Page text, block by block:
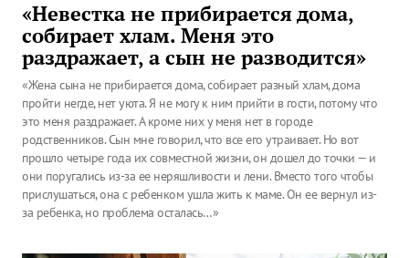
«Невестка не прибирается дома,
собирает хлам. Меня это
раздражает, а сын не разводится»
«Жена сына не прибирается дома, собирает разный хлам, дома
пройти негде, нет уюта. Я не могу к ним прийти в гости, потому что
это меня раздражает. А кроме них у меня нет в городе
родственников. Сын мне говорил, что все его утраивает. Но вот
прошло четыре года их совместной жизни, он дошел до точки — и
они поругались из-за ее неряшливости и лени. Вместо того чтобы
прислушаться, она с ребенком ушла жить к маме. Он ее вернул из-
за ребенка, но проблема осталась…»